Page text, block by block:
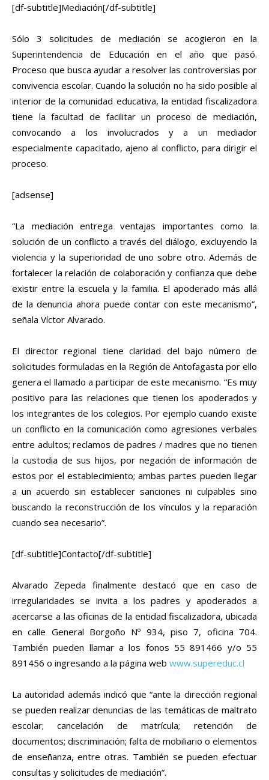
[df-subtitle]Mediación[/df-subtitle]
Sólo 3 solicitudes de mediación se acogieron en la
Superintendencia de Educación en el año que pasó.
Proceso que busca ayudar a resolver las controversias por
convivencia escolar. Cuando la solución no ha sido posible al
interior de la comunidad educativa, la entidad fiscalizadora
tiene la facultad de facilitar un proceso de mediación,
convocando a los involucrados y a un mediador
especialmente capacitado, ajeno al conflicto, para dirigir el
proceso.
[adsense]
“La mediación entrega ventajas importantes como la
solución de un conflicto a través del diálogo, excluyendo la
violencia y la superioridad de uno sobre otro. Además de
fortalecer la relación de colaboración y confianza que debe
existir entre la escuela y la familia. El apoderado más allá
de la denuncia ahora puede contar con este mecanismo”,
señala Víctor Alvarado.
El director regional tiene claridad del bajo número de
solicitudes formuladas en la Región de Antofagasta por ello
genera el llamado a participar de este mecanismo. “Es muy
positivo para las relaciones que tienen los apoderados y
los integrantes de los colegios. Por ejemplo cuando existe
un conflicto en la comunicación como agresiones verbales
entre adultos; reclamos de padres / madres que no tienen
la custodia de sus hijos, por negación de información de
estos por el establecimiento; ambas partes pueden llegar
a un acuerdo sin establecer sanciones ni culpables sino
buscando la reconstrucción de los vínculos y la reparación
cuando sea necesario”.
[df-subtitle]Contacto[/df-subtitle]
Alvarado Zepeda finalmente destacó que en caso de
irregularidades se invita a los padres y apoderados a
acercarse a las oficinas de la entidad fiscalizadora, ubicada
en calle General Borgoño Nº 934, piso 7, oficina 704.
También pueden llamar a los fonos 55 891466 y/o 55
891456 o ingresando a la página web www.supereduc.cl
La autoridad además indicó que “ante la dirección regional
se pueden realizar denuncias de las temáticas de maltrato
escolar; cancelación de matrícula; retención de
documentos; discriminación; falta de mobiliario o elementos
de enseñanza, entre otras. También se pueden efectuar
consultas y solicitudes de mediación”.